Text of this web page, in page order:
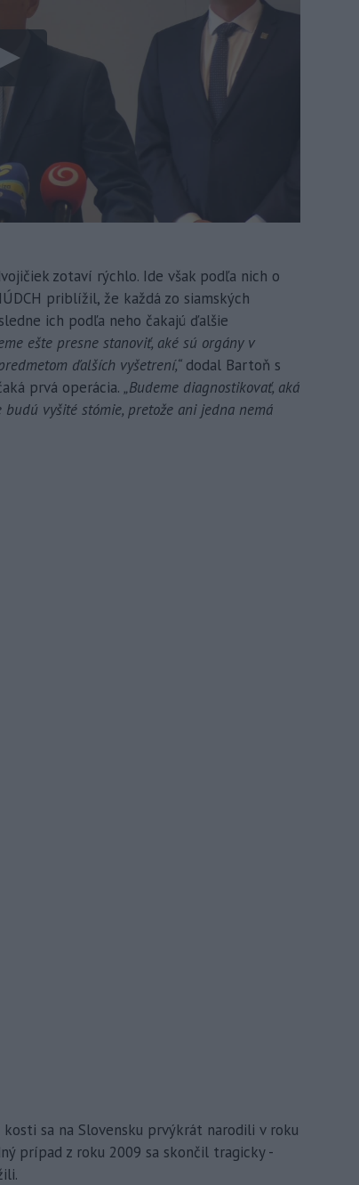
zotaví rýchlo. Ide však podľa nich o
priblížil, že každá zo siamských
ich podľa neho čakajú ďalšie
ešte presne stanoviť, aké sú orgány v
ďalších vyšetrení,“ dodal Bartoň s
prvá operácia. „Budeme diagnostikovať, aká
vyšité stómie, pretože ani jedna nemá
sa na Slovensku prvýkrát narodili v roku
prípad z roku 2009 sa skončil tragicky -